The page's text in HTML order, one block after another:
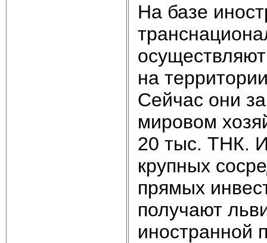
На базе
на
Сейчас они
мировом
20 тыс. ТНК.
крупных
прямых
получают
иностранной